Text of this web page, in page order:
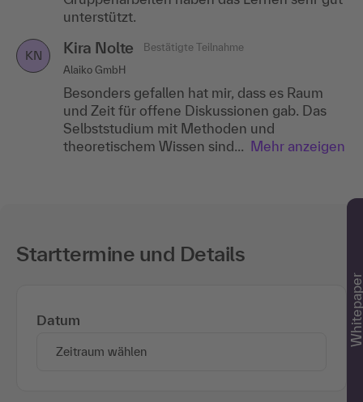
unterstützt.
KN Kira Nolte
Bestätigte Teilnahme
Alaiko GmbH
Besonders gefallen hat mir, dass es Raum
und Zeit für offene Diskussionen gab. Das
Selbststudium mit Methoden und
theoretischem Wissen sind...
Mehr anzeigen
Starttermine und Details
Datum
Zeitraum wählen
Whitepaper